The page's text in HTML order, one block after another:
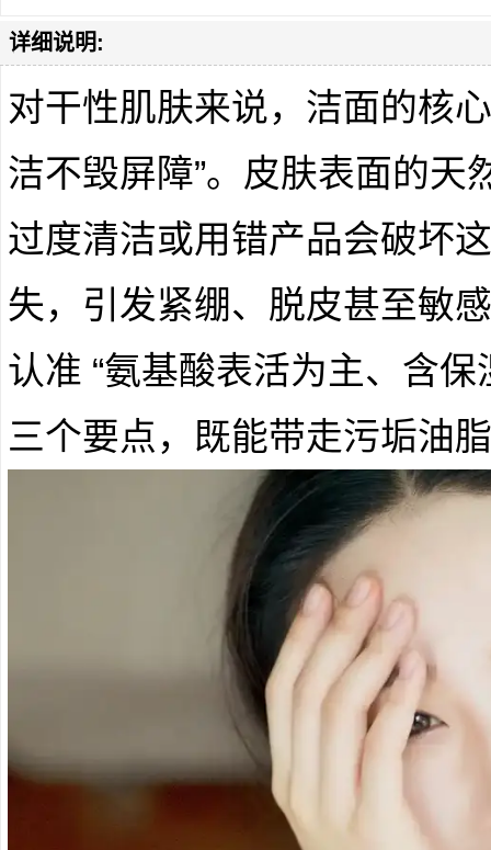
详细说明:
对干性肌肤来说，洁面的核
洁不毁屏障”。皮肤表面的天
过度清洁或用错产品会破坏
失，引发紧绷、脱皮甚至敏
认准 “氨基酸表活为主、含
三个要点，既能带走污垢油